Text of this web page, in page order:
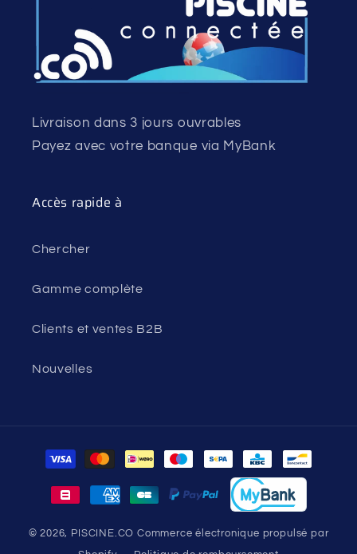
Livraison dans 3 jours ouvrables
Payez avec votre banque via MyBank
Accès rapide à
Chercher
Gamme complète
Clients et ventes B2B
Nouvelles
Moyens
paiement
© 2026, PISCINE.CO Commerce électronique propulsé par